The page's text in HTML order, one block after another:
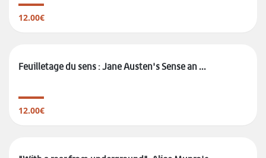
12.00€
Feuilletage du sens : Jane Austen's Sense an ...
12.00€